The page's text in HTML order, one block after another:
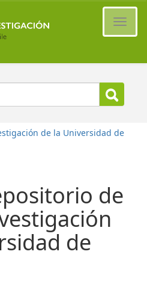
de la Universidad de
de
de